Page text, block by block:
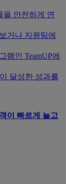
을 안전하게 연
거나 지원팀에
램인 TeamUP에
달성한 성과를
이 빠르게 늘고